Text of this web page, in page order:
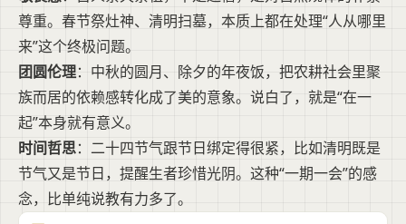
尊重。春节祭灶神、清明扫墓，本质上都在处理“人从哪里
来”这个终极问题。
团圆伦理：中秋的圆月、除夕的年夜饭，把农耕社会里聚
族而居的依赖感转化成了美的意象。说白了，就是“在一
起”本身就有意义。
时间哲思：二十四节气跟节日绑定得很紧，比如清明既是
节气又是节日，提醒生者珍惜光阴。这种“一期一会”的感
念，比单纯说教有力多了。